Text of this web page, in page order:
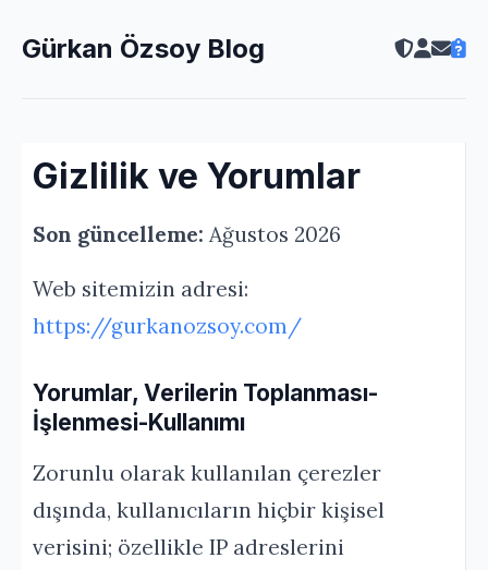
Gürkan Özsoy Blog
Gizlilik ve Yorumlar
Son güncelleme: Ağustos 2026
Web sitemizin adresi:
https://gurkanozsoy.com/
Yorumlar, Verilerin Toplanması-
İşlenmesi-Kullanımı
Zorunlu olarak kullanılan çerezler
dışında, kullanıcıların hiçbir kişisel
verisini; özellikle IP adreslerini